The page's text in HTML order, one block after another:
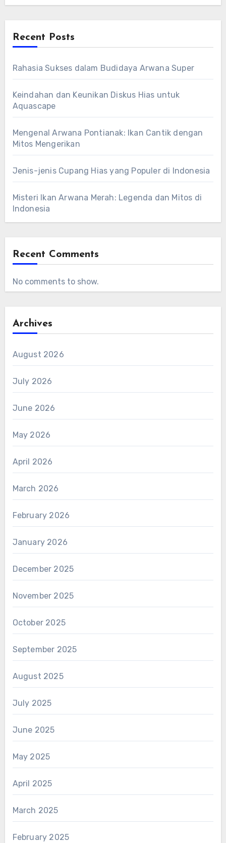
Recent Posts
Rahasia Sukses dalam Budidaya Arwana Super
Keindahan dan Keunikan Diskus Hias untuk
Aquascape
Mengenal Arwana Pontianak: Ikan Cantik dengan
Mitos Mengerikan
Jenis-jenis Cupang Hias yang Populer di Indonesia
Misteri Ikan Arwana Merah: Legenda dan Mitos di
Indonesia
Recent Comments
No comments to show.
Archives
August 2026
July 2026
June 2026
May 2026
April 2026
March 2026
February 2026
January 2026
December 2025
November 2025
October 2025
September 2025
August 2025
July 2025
June 2025
May 2025
April 2025
March 2025
February 2025